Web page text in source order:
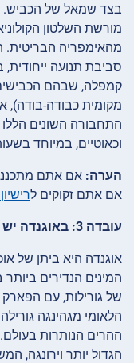
בצד שמאל של הכביש.
מורשת השלטון
מהאימפריה הבריטית.
סביבת תנועה ייחודית,
קמפלה, שבהם
מקומית כבודה-בודה),
התחבורה השונים הללו
וכאוטיים, במיוחד
הערה: אם אתם
אם אתם זקוקים ל
עובדה 3: באוגנדה יש אוכלוסייה גדולה של גורילות
אוגנדה היא ביתן של
המינים הנדירים
של גורילות, עם הפארק
הלאומי מגהינגה
ההרים הנותרות
הגדול יותר וירונגה,